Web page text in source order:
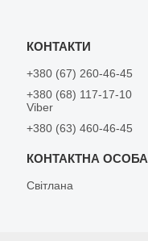
+380 (67) 260-46-45
+380 (68) 117-17-10
Viber
+380 (63) 460-46-45
Світлана